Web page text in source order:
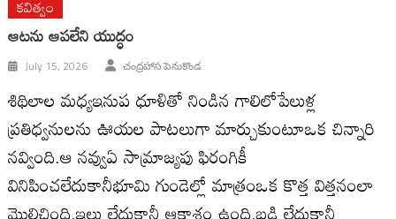
కవిత్వం
ఆటను ఆపలేని యుద్ధం
July 15, 2026 చంద్రహాస పెనుకొండ
శిథిలాల మధ్యఇనుప ధూళితో నిండిన గాలిలోపేలుళ్ల
ప్రతిధ్వనులను ఊయల పాటలుగా మార్చుకుంటూఒక చిన్నారి
నవ్వింది.ఆ నవ్వుఏ సామ్రాజ్యపు ఫిరంగికీ
వినిపించలేదుకానీభూమి గుండెల్లో మాత్రంఒక కొత్త విత్తనంలా